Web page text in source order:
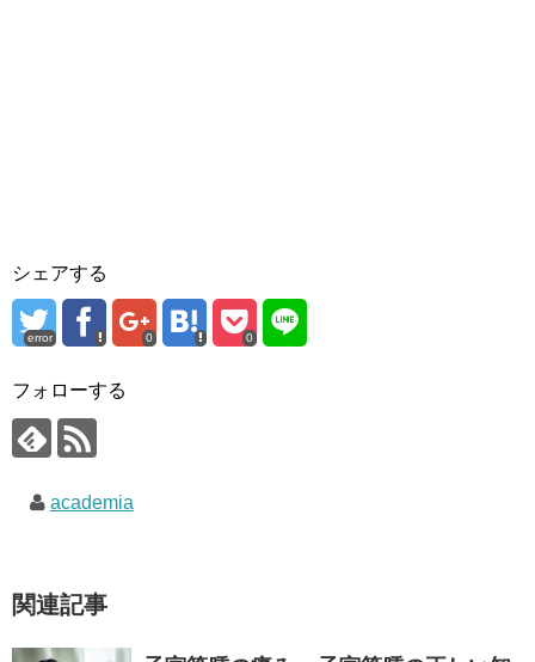
シェアする
error 0 0
フォローする
academia
関連記事